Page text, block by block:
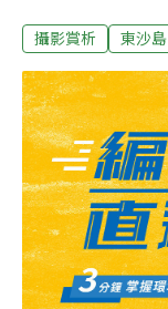
卵情形。根據近
員從3月中就開始
（農曆3月21日）
瑚產卵。照片中
這是2017年台灣
事件！
攝影賞析 東沙島